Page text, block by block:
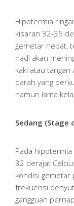
Hipotermia
kisaran 32-35
gemetar hebat,
nadi akan
kaki atau
darah yang
namun lama
Sedang (Stage
Pada
32 derajat
kondisi gemetar
frekuensi
gangguan